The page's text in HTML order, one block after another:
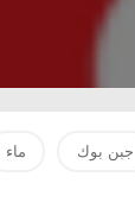
جبن بوك ماء